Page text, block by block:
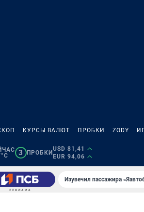
КУРСЫ ВАЛЮТ ПРОБКИ ZODY
3 ПРОБКИ
USD 81,41
EUR 94,06
Изувечил пассажира